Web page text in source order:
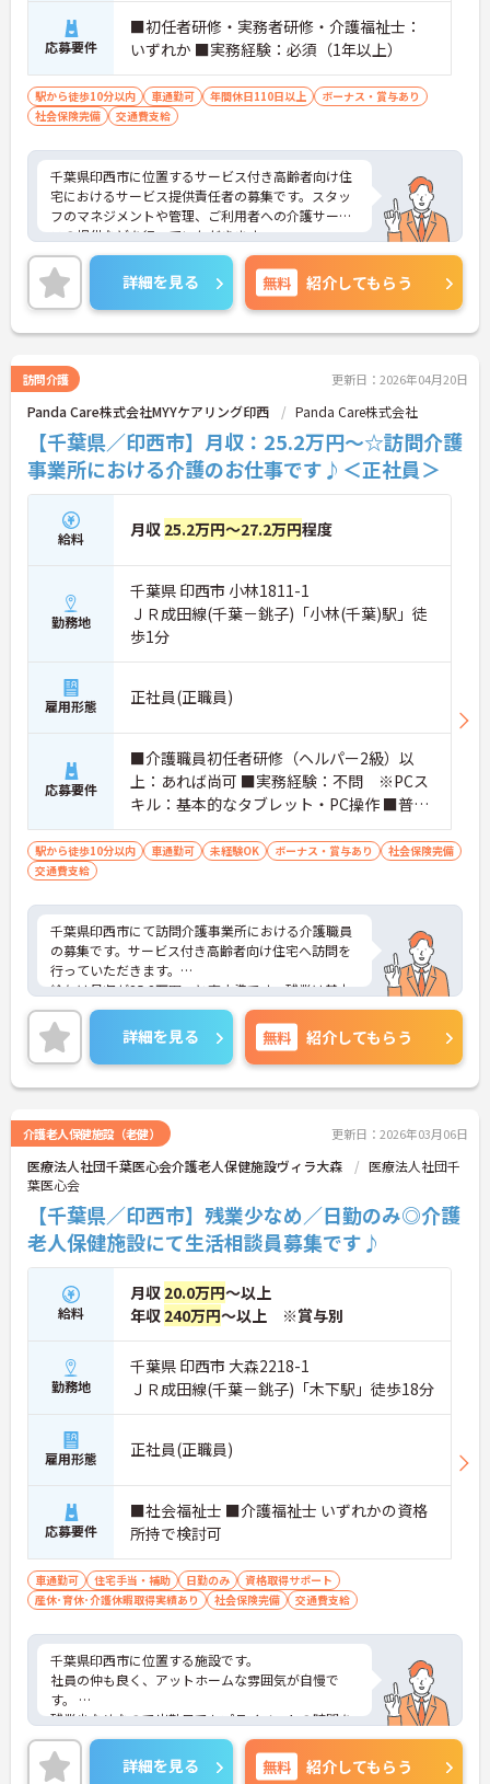
応募要件
■初任者研修・実務者研修・介護福祉士：
いずれか ■実務経験：必須（1年以上）
駅から徒歩10分以内 車通勤可 年間休日110日以上
ボーナス・賞与あり
社会保険完備
交通費支給
千葉県印西市に位置するサービス付き高齢者向け住
宅におけるサービス提供責任者の募集です。スタッ
フのマネジメントや管理、ご利用者への介護サービ
スの提供などを行っていただきます。
年間休日は119日もあり、プライベートを大切にし
ながらご勤務いただけます。
ご興味のある方には、面接対策ポイントなど、さら
に詳細をお話しいたしますのでお気軽にご相談くだ
さい！
詳細を見る 無料 紹介してもらう
訪問介護 更新日：2026年04月20日
Panda Care株式会社MYYケアリング印西 Panda Care株式会社
【千葉県／印西市】月収：25.2万円～☆訪問介護
事業所における介護のお仕事です♪＜正社員＞
給料 月収 25.2万円～27.2万円程度
勤務地
千葉県 印西市 小林1811-1
ＪＲ成田線(千葉－銚子)「小林(千葉)駅」徒
歩1分
雇用形態 正社員(正職員)
応募要件
■介護職員初任者研修（ヘルパー2級）以
上：あれば尚可 ■実務経験：不問 ※PCス
キル：基本的なタブレット・PC操作 ■普通
自動車運転免許（AT限定可）：あれば尚可
駅から徒歩10分以内 車通勤可 未経験OK ボーナス・賞与あり
社会保険完備
交通費支給
千葉県印西市にて訪問介護事業所における介護職員
の募集です。サービス付き高齢者向け住宅へ訪問を
行っていただきます。
給与は月収が25.2万円～と高水準です。残業は基本
ないので、ワークライフバランスを保ちながらご勤
務いただけます。また、マイカー通勤が可能なの
で、通勤が苦になりません。
ご興味のある方には、面接対策ポイントなど、さら
に詳細をお話しいたしますのでお気軽にご相談くだ
詳細を見る 無料 紹介してもらう
介護老人保健施設（老健） 更新日：2026年03月06日
医療法人社団千葉医心会介護老人保健施設ヴィラ大森
医療法人社団千
葉医心会
【千葉県／印西市】残業少なめ／日勤のみ◎介護
老人保健施設にて生活相談員募集です♪
給料
月収 20.0万円～以上
年収 240万円～以上 ※賞与別
勤務地
千葉県 印西市 大森2218-1
ＪＲ成田線(千葉－銚子)「木下駅」徒歩18分
雇用形態 正社員(正職員)
応募要件
■社会福祉士 ■介護福祉士 いずれかの資格
所持で検討可
車通勤可 住宅手当・補助 日勤のみ
資格取得サポート
産休･育休･介護休暇取得実績あり
社会保険完備 交通費支給
千葉県印西市に位置する施設です。
社員の仲も良く、アットホームな雰囲気が自慢で
す。
残業少なめなので出勤日でもプライベートの時間を
確保して頂けます◎
ご興味ある方には、面接対策ポイントなど、詳細を
お話しいたしますのでお気軽にご相談ください。
詳細を見る 無料 紹介してもらう